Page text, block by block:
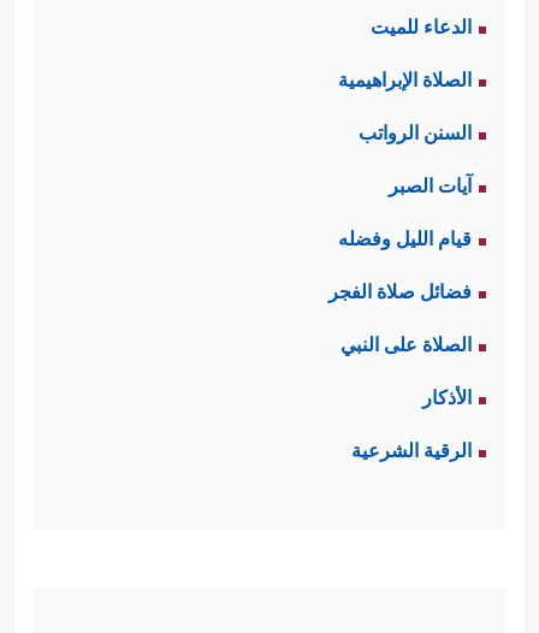
الدعاء للميت
الصلاة الإبراهيمية
السنن الرواتب
آيات الصبر
قيام الليل وفضله
فضائل صلاة الفجر
الصلاة على النبي
الأذكار
الرقية الشرعية